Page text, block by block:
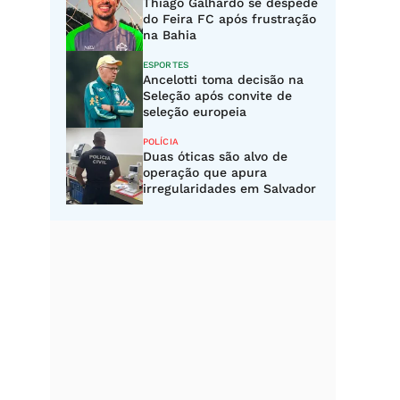
do Feira FC após frustração
na Bahia
ESPORTES
Ancelotti toma decisão na
Seleção após convite de
seleção europeia
POLÍCIA
Duas óticas são alvo de
operação que apura
irregularidades em Salvador